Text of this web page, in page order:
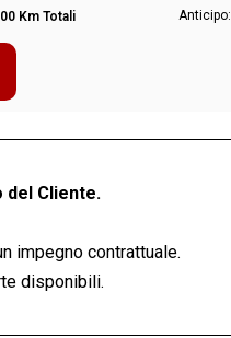
Km Totali Anticipo:
del Cliente.
impegno contrattuale.
disponibili.